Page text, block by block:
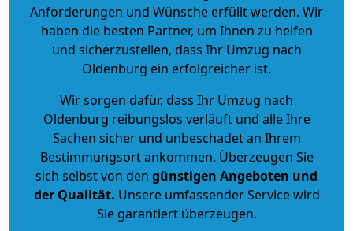
Anforderungen und Wünsche erfüllt werden. Wir
haben die besten Partner, um Ihnen zu helfen
und sicherzustellen, dass Ihr Umzug nach
Oldenburg ein erfolgreicher ist.
Wir sorgen dafür, dass Ihr Umzug nach
Oldenburg reibungslos verläuft und alle Ihre
Sachen sicher und unbeschadet an Ihrem
Bestimmungsort ankommen. Überzeugen Sie
sich selbst von den günstigen Angeboten und
der Qualität. Unsere umfassender Service wird
Sie garantiert überzeugen.